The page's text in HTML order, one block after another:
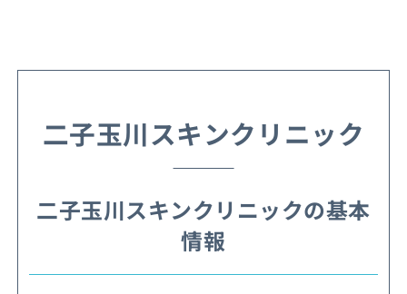
二子玉川スキンクリニック
二子玉川スキンクリニックの基本
情報